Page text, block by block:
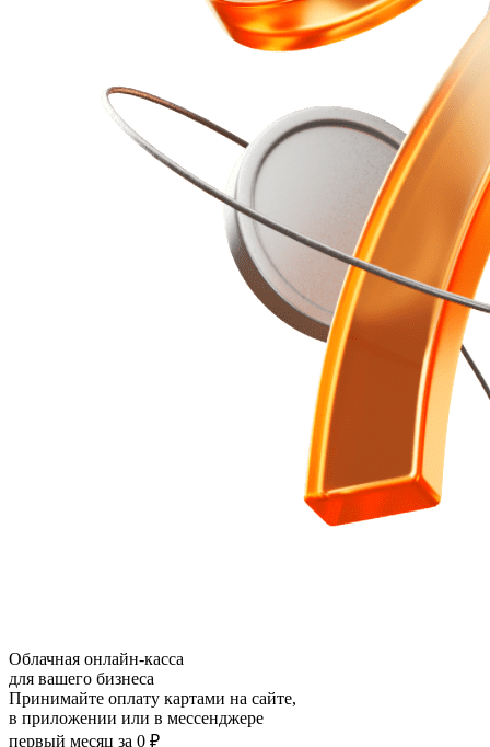
Облачная онлайн-касса
для вашего бизнеса
Принимайте оплату картами на сайте,
в приложении или в мессенджере
первый месяц за 0 ₽